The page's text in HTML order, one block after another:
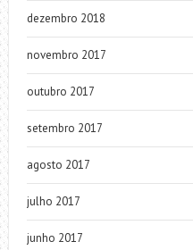
dezembro 2018
novembro 2017
outubro 2017
setembro 2017
agosto 2017
julho 2017
junho 2017